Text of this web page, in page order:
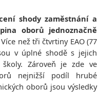
shody zaměstnání a
oborů jednoznačně
než tři čtvrtiny EAO (77
v úplné shodě s jejich
Zároveň je zde ve
nejnižší podíl hrubé
oborů jsou výsledky